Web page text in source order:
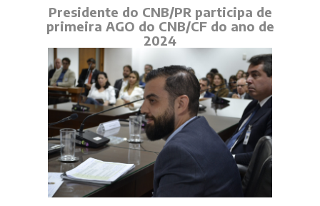
Presidente do CNB/PR participa de
primeira AGO do CNB/CF do ano de
2024